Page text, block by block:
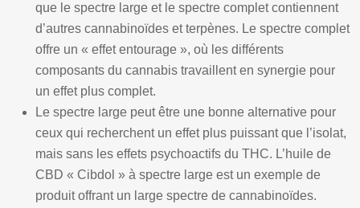
que le spectre large et le spectre complet contiennent
d’autres cannabinoïdes et terpènes. Le spectre complet
offre un « effet entourage », où les différents
composants du cannabis travaillent en synergie pour
un effet plus complet.
Le spectre large peut être une bonne alternative pour
ceux qui recherchent un effet plus puissant que l’isolat,
mais sans les effets psychoactifs du THC. L’huile de
CBD « Cibdol » à spectre large est un exemple de
produit offrant un large spectre de cannabinoïdes.